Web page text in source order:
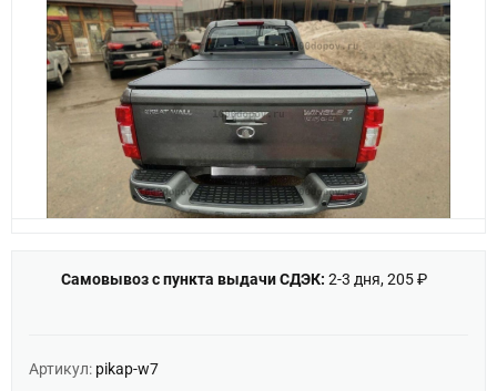
Самовывоз с пункта выдачи СДЭК: 2-3 дня, 205 ₽
Артикул: pikap-w7